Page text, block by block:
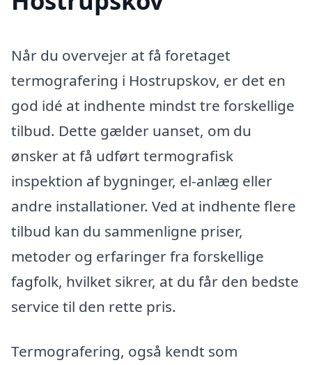
Når du overvejer at få foretaget
termografering i Hostrupskov, er det en
god idé at indhente mindst tre forskellige
tilbud. Dette gælder uanset, om du
ønsker at få udført termografisk
inspektion af bygninger, el-anlæg eller
andre installationer. Ved at indhente flere
tilbud kan du sammenligne priser,
metoder og erfaringer fra forskellige
fagfolk, hvilket sikrer, at du får den bedste
service til den rette pris.
Termografering, også kendt som